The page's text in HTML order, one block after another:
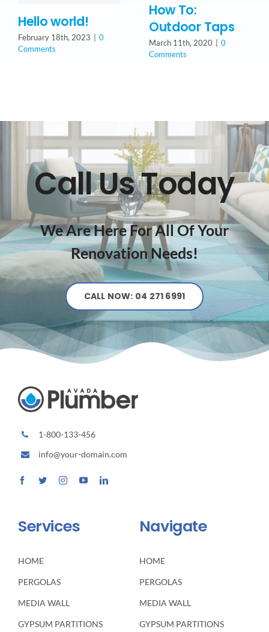
Hello world!
February 18th, 2023
0
Comments
How To:
Outdoor Taps
March 11th, 2020
0
Comments
Call Us Today
We Are Here For All Of Your
Renovation Needs!
CALL NOW: 04 271 6991
1-800-133-456
info@your-domain.com
Services
HOME
PERGOLAS
MEDIA WALL
GYPSUM PARTITIONS
Navigate
HOME
PERGOLAS
MEDIA WALL
GYPSUM PARTITIONS